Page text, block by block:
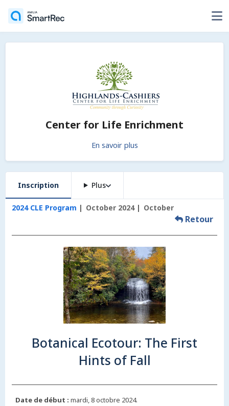
Center for Life Enrichment
En savoir plus
Inscription Plus
2024 CLE Program October 2024 October
Retour
Botanical Ecotour: The First
Hints of Fall
Date de début : mardi, 8 octobre 2024.